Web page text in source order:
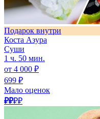
Подарок внутри
Коста Азура
Суши
1 ч. 50 мин.
от 4 000 ₽
699 ₽
Мало оценок
₽₽₽₽